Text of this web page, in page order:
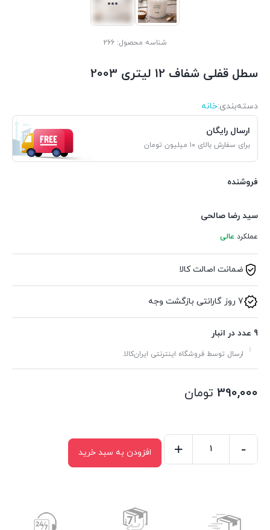
شناسه محصول: 266
سطل قفلی شفاف 12 لیتری 2003
دسته‌بندی‌:خانه
ارسال رایگان
برای سفارش بالای ۱۰ میلیون تومان
فروشنده
سید رضا صالحی
عملکرد عالی
ضمانت اصالت کالا
7 روز گارانتی بازگشت وجه
9 عدد در انبار
ارسال توسط فروشگاه اینترنتی ایران‌کالا.
390,000 تومان
لیتری
-
+ افزودن به سبد خرید